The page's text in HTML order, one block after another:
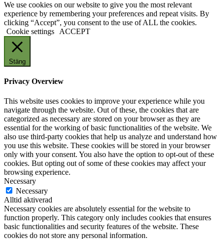
We use cookies on our website to give you the most relevant
experience by remembering your preferences and repeat visits. By
clicking “Accept”, you consent to the use of ALL the cookies.
Cookie settings
ACCEPT
Stäng
Privacy Overview
This website uses cookies to improve your experience while you
navigate through the website. Out of these, the cookies that are
categorized as necessary are stored on your browser as they are
essential for the working of basic functionalities of the website. We
also use third-party cookies that help us analyze and understand how
you use this website. These cookies will be stored in your browser
only with your consent. You also have the option to opt-out of these
cookies. But opting out of some of these cookies may affect your
browsing experience.
Necessary
Necessary
Alltid aktiverad
Necessary cookies are absolutely essential for the website to
function properly. This category only includes cookies that ensures
basic functionalities and security features of the website. These
cookies do not store any personal information.